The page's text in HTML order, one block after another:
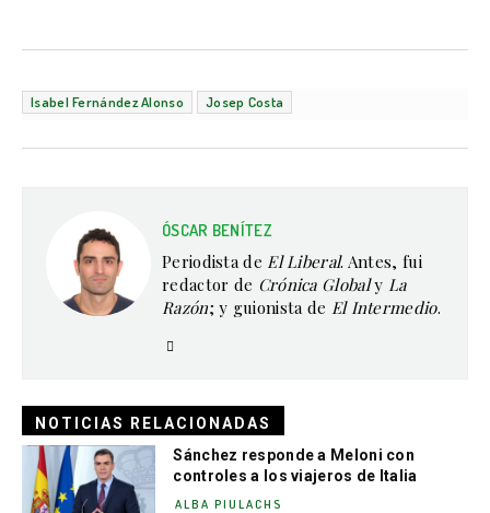
Isabel Fernández Alonso Josep Costa
ÓSCAR BENÍTEZ
Periodista de El Liberal. Antes, fui
redactor de Crónica Globaly La
Razón; y guionista de El Intermedio.
NOTICIAS RELACIONADAS
Sánchez responde a Meloni con
controles a los viajeros de Italia
ALBA PIULACHS